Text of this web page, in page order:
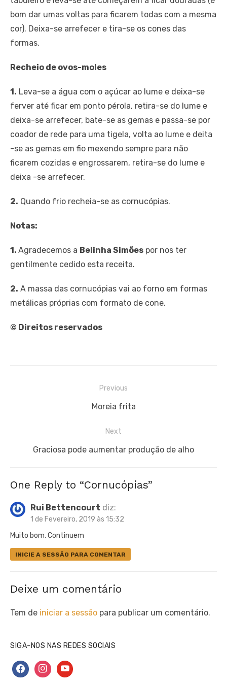
bom dar umas voltas para ficarem todas com a mesma
cor). Deixa-se arrefecer e tira-se os cones das
formas.
Recheio de ovos-moles
1. Leva-se a água com o açúcar ao lume e deixa-se
ferver até ficar em ponto pérola, retira-se do lume e
deixa-se arrefecer, bate-se as gemas e passa-se por
coador de rede para uma tigela, volta ao lume e deita
-se as gemas em fio mexendo sempre para não
ficarem cozidas e engrossarem, retira-se do lume e
deixa -se arrefecer.
2. Quando frio recheia-se as cornucópias.
Notas:
1. Agradecemos a Belinha Simões por nos ter
gentilmente cedido esta receita.
2. A massa das cornucópias vai ao forno em formas
metálicas próprias com formato de cone.
© Direitos reservados
Previous
Previous
Moreia frita
Next
Next
Graciosa pode aumentar produção de alho
One Reply to “Cornucópias”
Rui Bettencourt diz:
1 de Fevereiro, 2019 às 15:32
Muito bom. Continuem
INICIE A SESSÃO PARA COMENTAR
Deixe um comentário
Tem de iniciar a sessão para publicar um comentário.
SIGA-NOS NAS REDES SOCIAIS
facebookinstagramyoutube